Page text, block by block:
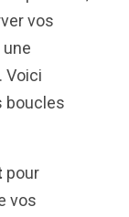
vos
Voici
boucles
pour
vos